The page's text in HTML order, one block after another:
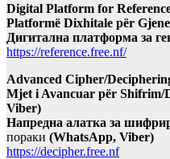
Digital Platform for
Platformë Dixhitale për
Дигитална платформа за
https://reference.free.nf/
Advanced Cipher/
Mjet i Avancuar për Shifrim/
Viber)
Напредна алатка за
пораки (WhatsApp, Viber)
https://decipher.free.nf